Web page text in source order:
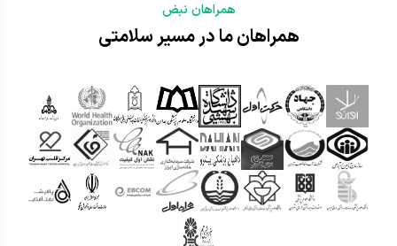
همراهان نبض
همراهان ما در مسیر سلامتی